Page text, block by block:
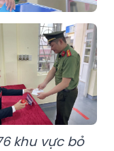
khu vực bỏ